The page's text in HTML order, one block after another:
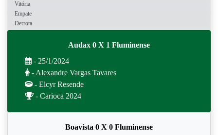
Vitória
Empate
Derrota
Audax 0 X 1 Fluminense
- 25/1/2024
- Alexandre Vargas Tavares
- Elcyr Resende
- Carioca 2024
Boavista 0 X 0 Fluminense